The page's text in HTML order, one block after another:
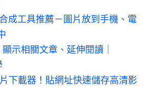
成工具推薦－圖片放到手機、電
示相關文章、延伸閱讀｜
下載器！貼網址快速儲存高清影